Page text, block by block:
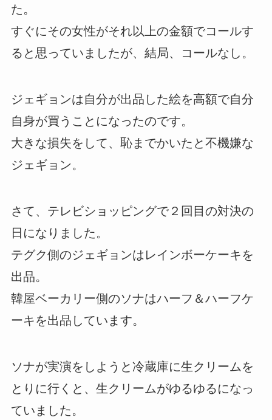
た。
すぐにその女性がそれ以上の金額でコールす
ると思っていましたが、結局、コールなし。
ジェギョンは自分が出品した絵を高額で自分
自身が買うことになったのです。
大きな損失をして、恥までかいたと不機嫌な
ジェギョン。
さて、テレビショッピングで２回目の対決の
日になりました。
テグク側のジェギョンはレインボーケーキを
出品。
韓屋ベーカリー側のソナはハーフ＆ハーフケ
ーキを出品しています。
ソナが実演をしようと冷蔵庫に生クリームを
とりに行くと、生クリームがゆるゆるになっ
ていました。